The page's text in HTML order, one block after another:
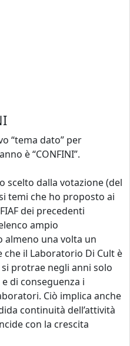
“tema dato” per
è “CONFINI”.
scelto dalla votazione (del
temi che ho proposto ai
dei precedenti
ampio
almeno una volta un
il Laboratorio Di Cult è
si protrae negli anni solo
di conseguenza i
Ciò implica anche
continuità dell’attività
con la crescita